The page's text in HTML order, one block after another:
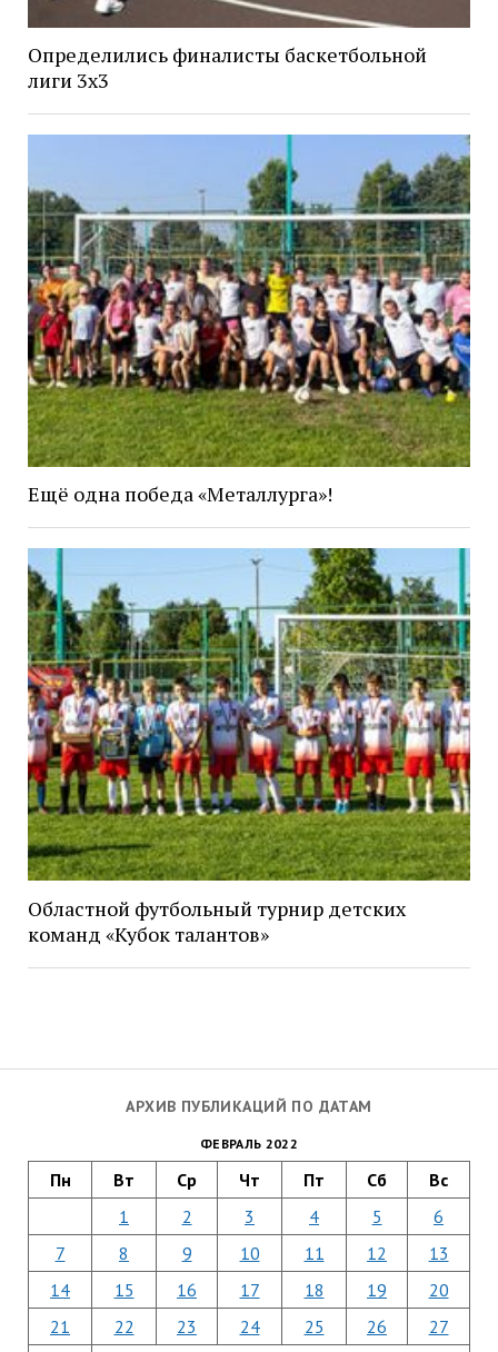
АРХИВ ПУБЛИКАЦИЙ ПО ДАТАМ
ФЕВРАЛЬ 2022
Пн Вт Ср Чт Пт Сб Вс
1 2 3 4 5
6
7
8 9 10 11 12
13
14
15 16 17 18 19
20
21
22 23 24 25 26
27
Определились финалисты баскетбольной
лиги 3х3
Ещё одна победа «Металлурга»!
Областной футбольный турнир детских
команд «Кубок талантов»